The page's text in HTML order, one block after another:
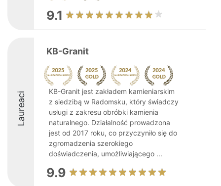
9.1
Laureaci
KB-Granit
KB-Granit jest zakładem kamieniarskim
z siedzibą w Radomsku, który świadczy
usługi z zakresu obróbki kamienia
naturalnego. Działalność prowadzona
jest od 2017 roku, co przyczyniło się do
zgromadzenia szerokiego
doświadczenia, umożliwiającego ...
9.9